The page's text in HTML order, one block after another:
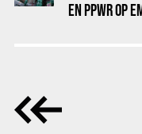
EN PPWR OP